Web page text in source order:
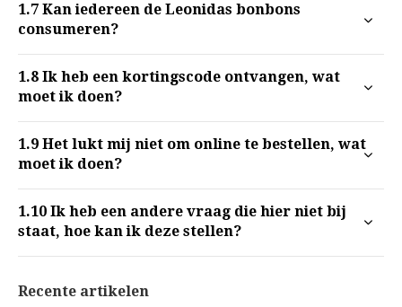
1.7 Kan iedereen de Leonidas bonbons
consumeren?
1.8 Ik heb een kortingscode ontvangen, wat
moet ik doen?
1.9 Het lukt mij niet om online te bestellen, wat
moet ik doen?
1.10 Ik heb een andere vraag die hier niet bij
staat, hoe kan ik deze stellen?
Recente artikelen